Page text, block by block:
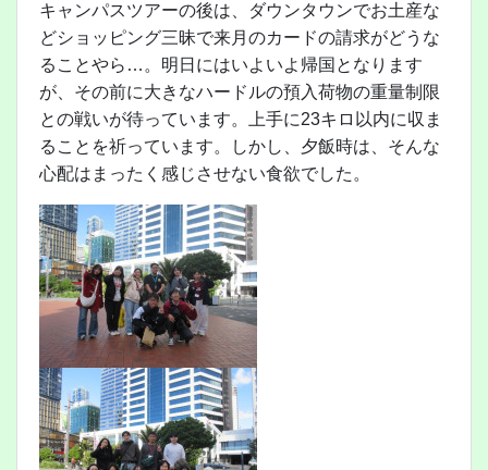
キャンパスツアーの後は、ダウンタウンでお土産な
どショッピング三昧で来月のカードの請求がどうな
ることやら…。明日にはいよいよ帰国となります
が、その前に大きなハードルの預入荷物の重量制限
との戦いが待っています。上手に23キロ以内に収ま
ることを祈っています。しかし、夕飯時は、そんな
心配はまったく感じさせない食欲でした。